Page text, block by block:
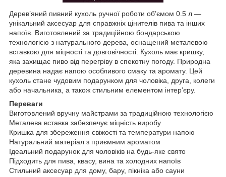
Дерев’яний пивний кухоль ручної роботи об’ємом 0.5 л —
унікальний аксесуар для справжніх цінителів пива та інших
напоїв. Виготовлений за традиційною бондарською
технологією з натурального дерева, оснащений металевою
вставкою для міцності та довговічності. Кухоль має кришку,
яка захищає пиво від перегріву в спекотну погоду. Природна
деревина надає напою особливого смаку та аромату. Цей
кухоль стане чудовим подарунком для чоловіка, друга, колеги
або начальника, а також стильним елементом інтер’єру.
Переваги
Виготовлений вручну майстрами за традиційною технологією
Металева вставка забезпечує міцність виробу
Кришка для збереження свіжості та температури напою
Натуральний матеріал з приємним ароматом
Ідеальний подарунок для чоловіків на будь-яке свято
Підходить для пива, квасу, вина та холодних напоїв
Стильний аксесуар для дому, бару, пікніка або сауни